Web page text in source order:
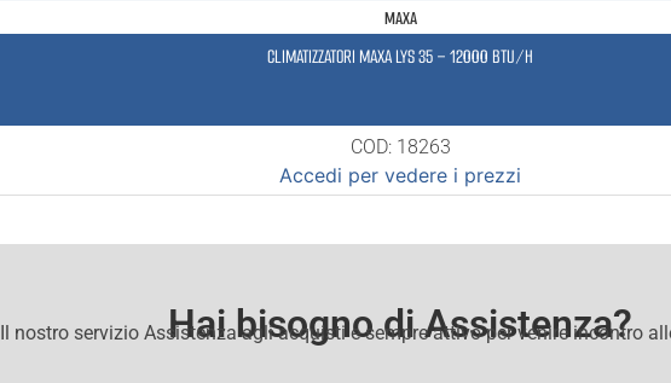
MAXA
CLIMATIZZATORI MAXA LYS 35 – 12000 BTU/H
COD: 18263
Accedi per vedere i prezzi
Hai bisogno di Assistenza?
Il nostro servizio Assistenza agli acquisti e sempre attivo per venire incontro